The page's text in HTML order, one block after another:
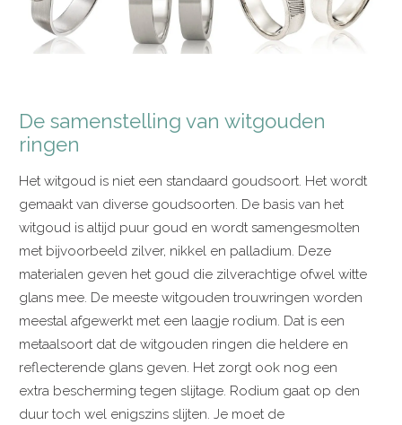
De samenstelling van witgouden
ringen
Het witgoud is niet een standaard goudsoort. Het wordt
gemaakt van diverse goudsoorten. De basis van het
witgoud is altijd puur goud en wordt samengesmolten
met bijvoorbeeld zilver, nikkel en palladium. Deze
materialen geven het goud die zilverachtige ofwel witte
glans mee. De meeste witgouden trouwringen worden
meestal afgewerkt met een laagje rodium. Dat is een
metaalsoort dat de witgouden ringen die heldere en
reflecterende glans geven. Het zorgt ook nog een
extra bescherming tegen slijtage. Rodium gaat op den
duur toch wel enigszins slijten. Je moet de